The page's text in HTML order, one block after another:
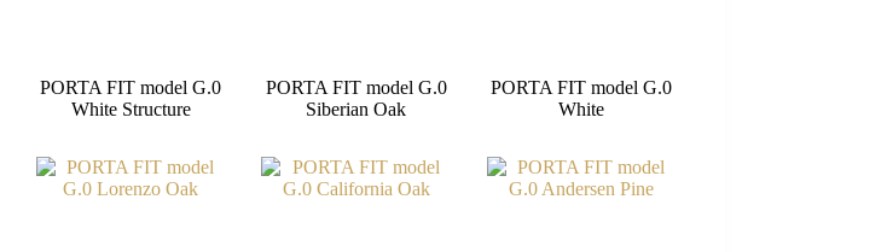
PORTA FIT model G.0
White Structure
PORTA FIT model G.0
Siberian Oak
PORTA FIT model G.0
White